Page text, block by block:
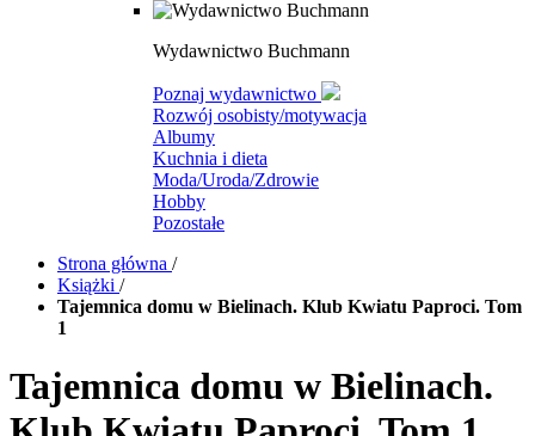
Wydawnictwo Buchmann
Poznaj wydawnictwo
Rozwój osobisty/motywacja
Albumy
Kuchnia i dieta
Moda/Uroda/Zdrowie
Hobby
Pozostałe
Strona główna /
Książki /
Tajemnica domu w Bielinach. Klub Kwiatu Paproci. Tom
1
Tajemnica domu w Bielinach.